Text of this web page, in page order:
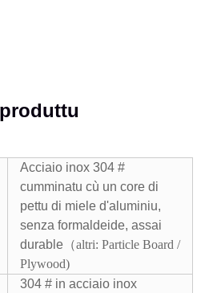
Acciaio inox 304 #
cumminatu cù un core di
pettu di miele d'aluminiu,
senza formaldeide, assai
durable （altri: Particle Board /
Plywood)
304 # in acciaio inox